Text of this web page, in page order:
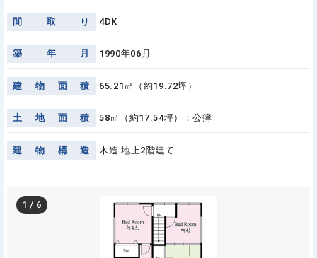
間 取 り 4DK
築 年 月 1990年06月
建 物 面 積 65.21㎡（約19.72坪）
土 地 面 積 58㎡（約17.54坪）：公簿
建 物 構 造 木造 地上2階建て
1 / 6